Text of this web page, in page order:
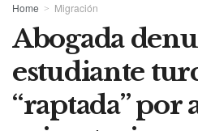
Home Migración
Abogada
estudiante
“raptada” por